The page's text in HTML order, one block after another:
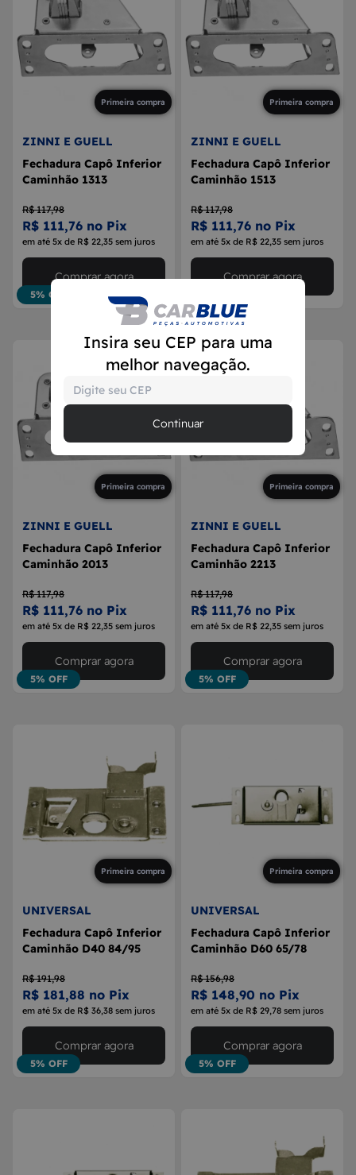
Insira seu CEP para uma
melhor navegação.
Continuar
Primeira compra
ZINNI E GUELL
Fechadura Capô Inferior
Caminhão 1313
R$ 117,98
R$ 111,76 no Pix
em até 5x de R$ 22,35 sem juros
5% OFF
Comprar agora
Primeira compra
ZINNI E GUELL
Fechadura Capô Inferior
Caminhão 1513
R$ 117,98
R$ 111,76 no Pix
em até 5x de R$ 22,35 sem juros
Comprar agora
Primeira compra
ZINNI E GUELL
Fechadura Capô Inferior
Caminhão 2013
R$ 117,98
R$ 111,76 no Pix
em até 5x de R$ 22,35 sem juros
5% OFF
Comprar agora
Primeira compra
ZINNI E GUELL
Fechadura Capô Inferior
Caminhão 2213
R$ 117,98
R$ 111,76 no Pix
em até 5x de R$ 22,35 sem juros
5% OFF
Comprar agora
Primeira compra
UNIVERSAL
Fechadura Capô Inferior
Caminhão D40 84/95
R$ 191,98
R$ 181,88 no Pix
em até 5x de R$ 36,38 sem juros
5% OFF
Comprar agora
Primeira compra
UNIVERSAL
Fechadura Capô Inferior
Caminhão D60 65/78
R$ 156,98
R$ 148,90 no Pix
em até 5x de R$ 29,78 sem juros
5% OFF
Comprar agora